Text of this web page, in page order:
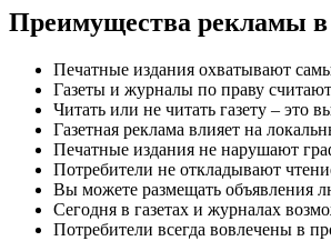
Преимущества рекламы в
Печатные издания охватывают
Газеты и журналы по праву
Читать или не читать газету – это
Газетная реклама влияет на
Печатные издания не нарушают
Потребители не откладывают
Вы можете размещать объявления
Сегодня в газетах и журналах
Потребители всегда вовлечены в